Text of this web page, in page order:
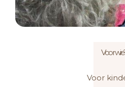
Voor
Voor